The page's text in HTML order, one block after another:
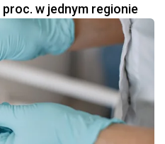
w jednym regionie